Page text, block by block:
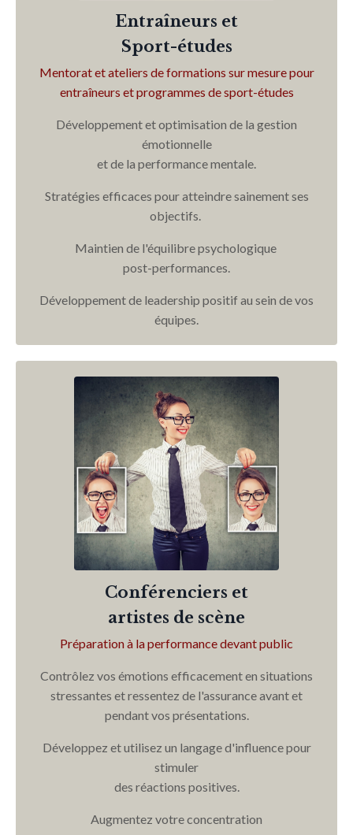
Entraîneurs et
Sport-études
Mentorat et ateliers de formations sur mesure pour
entraîneurs et programmes de sport-études
Développement et optimisation de la gestion
émotionnelle
et de la performance mentale.
Stratégies efficaces pour atteindre sainement ses
objectifs.
Maintien de l'équilibre psychologique
post-performances.
Développement de leadership positif au sein de vos
équipes.
Conférenciers et
artistes de scène
Préparation à la performance devant public
Contrôlez vos émotions efficacement en situations
stressantes et ressentez de l'assurance avant et
pendant vos présentations.
Développez et utilisez un langage d'influence pour
stimuler
des réactions positives.
Augmentez votre concentration